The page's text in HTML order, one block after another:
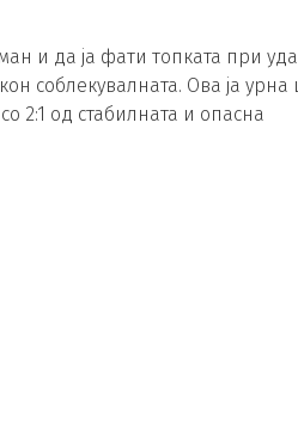
и да ја фати топката при
соблекувалната. Ова ја урна
2:1 од стабилната и опасна